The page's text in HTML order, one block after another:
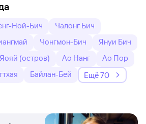
Ной-Бич
Чалонг Бич
Чонгмон-Бич
Януи Бич
Яояй (остров) Ао Нанг
Ао Пор
Байлан-Бей Ещё 70